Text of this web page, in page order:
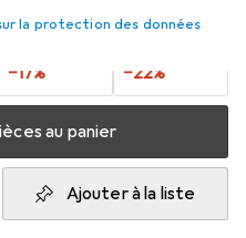
la protection des données
EUR
9,57
−17%
EUR
8,92
−22%
au panier
Ajouter à la liste